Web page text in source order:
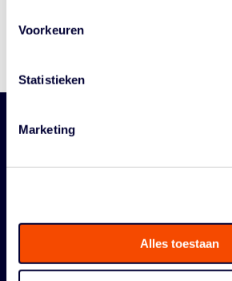
Voorkeuren
Statistieken
Marketing
Alles toestaan
Reglementen
ORGANISATIE